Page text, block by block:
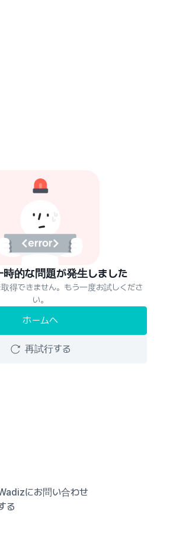
時的な問題が発生しました
得できません。もう一度お試しくださ
い。
ホームへ
再試行する
にお問い合わせ
る